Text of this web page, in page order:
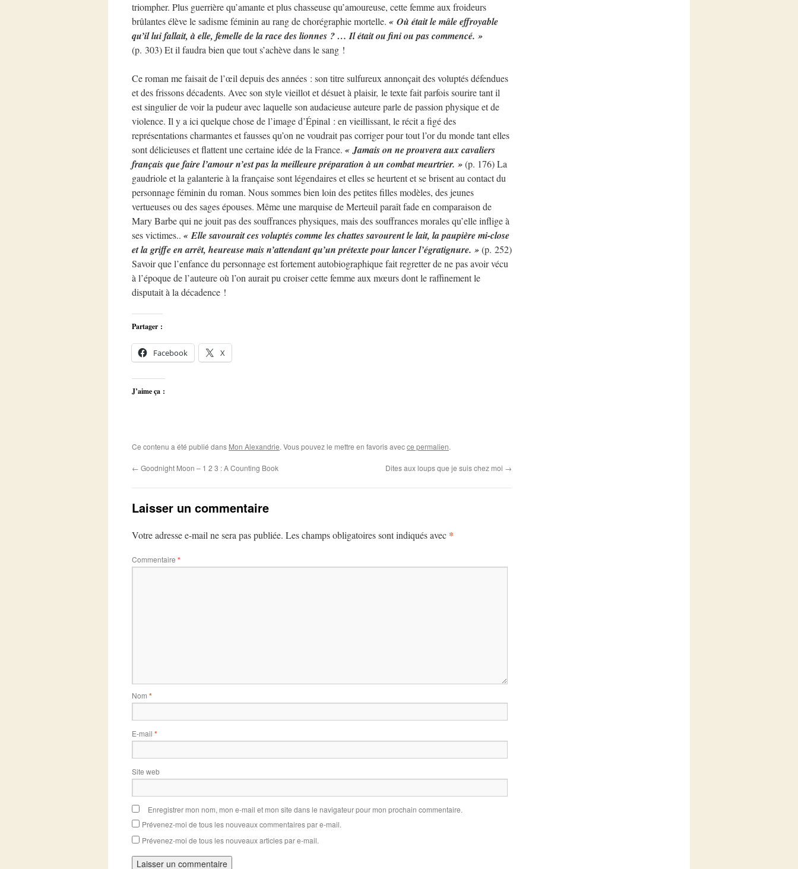
triompher. Plus guerrière qu’amante et plus chasseuse qu’amoureuse, cette femme aux froideurs
brûlantes élève le sadisme féminin au rang de chorégraphie mortelle. « Où était le mâle effroyable
qu’il lui fallait, à elle, femelle de la race des lionnes ? … Il était ou fini ou pas commencé. »
(p. 303) Et il faudra bien que tout s’achève dans le sang !
Ce roman me faisait de l’œil depuis des années : son titre sulfureux annonçait des voluptés défendues
et des frissons décadents. Avec son style vieillot et désuet à plaisir, le texte fait parfois sourire tant il
est singulier de voir la pudeur avec laquelle son audacieuse auteure parle de passion physique et de
violence. Il y a ici quelque chose de l’image d’Épinal : en vieillissant, le récit a figé des
représentations charmantes et fausses qu’on ne voudrait pas corriger pour tout l’or du monde tant elles
sont délicieuses et flattent une certaine idée de la France. « Jamais on ne prouvera aux cavaliers
français que faire l’amour n’est pas la meilleure préparation à un combat meurtrier. »(p. 176) La
gaudriole et la galanterie à la française sont légendaires et elles se heurtent et se brisent au contact du
personnage féminin du roman. Nous sommes bien loin des petites filles modèles, des jeunes
vertueuses ou des sages épouses. Même une marquise de Merteuil paraît fade en comparaison de
Mary Barbe qui ne jouit pas des souffrances physiques, mais des souffrances morales qu’elle inflige à
ses victimes.. « Elle savourait ces voluptés comme les chattes savourent le lait, la paupière mi-close
et la griffe en arrêt, heureuse mais n’attendant qu’un prétexte pour lancer l’égratignure. »(p. 252)
Savoir que l’enfance du personnage est fortement autobiographique fait regretter de ne pas avoir vécu
à l’époque de l’auteure où l’on aurait pu croiser cette femme aux mœurs dont le raffinement le
disputait à la décadence !
Partager :
Facebook X
J’aime ça :
Ce contenu a été publié dans Mon Alexandrie. Vous pouvez le mettre en favoris avecce permalien.
← Goodnight Moon – 1 2 3 : A Counting Book Dites aux loups que je suis chez moi →
Laisser un commentaire
Votre adresse e-mail ne sera pas publiée. Les champs obligatoires sont indiqués avec *
Commentaire *
Nom *
E-mail *
Site web
Enregistrer mon nom, mon e-mail et mon site dans le navigateur pour mon prochain commentaire.
Prévenez-moi de tous les nouveaux commentaires par e-mail.
Prévenez-moi de tous les nouveaux articles par e-mail.